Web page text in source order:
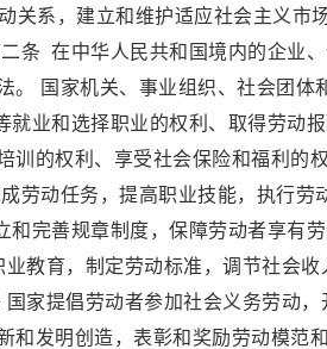
系，建立和维护适应社会主义市
条 在中华人民共和国境内的企业
。 国家机关、事业组织、社会团体
业和选择职业的权利、取得劳动
训的权利、享受社会保险和福利的
劳动任务，提高职业技能，执行劳
完善规章制度，保障劳动者享有
教育，制定劳动标准，调节社会
家提倡劳动者参加社会义务劳动
和发明创造，表彰和奖励劳动模范